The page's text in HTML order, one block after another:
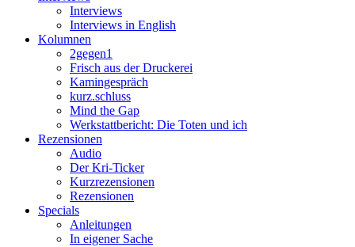
Interviews
Interviews in English
Kolumnen
2gegen1
Frisch aus der Druckerei
Kamingespräch
kurz.schluss
Mind the Gap
Werkstattbericht: Die Toten und ich
Rezensionen
Audio
Der Kri-Ticker
Kurzrezensionen
Rezensionen
Specials
Anleitungen
In eigener Sache